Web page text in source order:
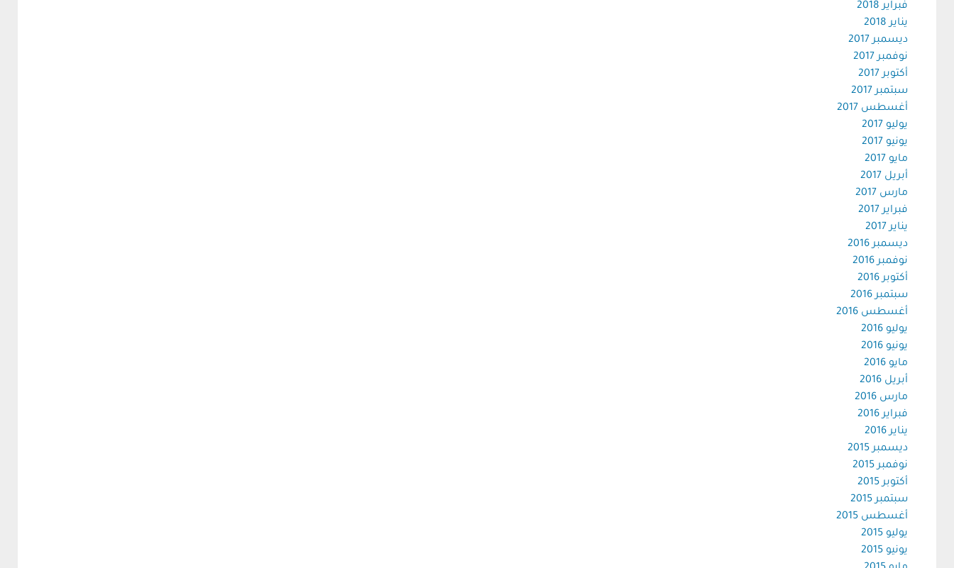
فبراير 2018
يناير 2018
ديسمبر 2017
نوفمبر 2017
أكتوبر 2017
سبتمبر 2017
أغسطس 2017
يوليو 2017
يونيو 2017
مايو 2017
أبريل 2017
مارس 2017
فبراير 2017
يناير 2017
ديسمبر 2016
نوفمبر 2016
أكتوبر 2016
سبتمبر 2016
أغسطس 2016
يوليو 2016
يونيو 2016
مايو 2016
أبريل 2016
مارس 2016
فبراير 2016
يناير 2016
ديسمبر 2015
نوفمبر 2015
أكتوبر 2015
سبتمبر 2015
أغسطس 2015
يوليو 2015
يونيو 2015